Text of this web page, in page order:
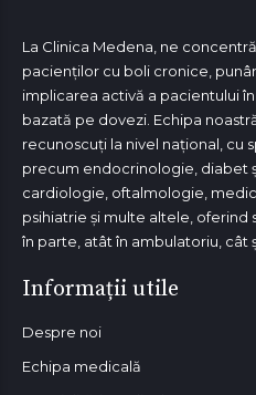
La Clinica Medena, ne
pacienților cu boli cronice,
implicarea activă a pacientului
bazată pe dovezi. Echipa
recunoscuți la nivel național, cu
precum endocrinologie, diabet
cardiologie, oftalmologie,
psihiatrie și multe altele,
în parte, atât în ambulatoriu, cât
Informații utile
Despre noi
Echipa medicală